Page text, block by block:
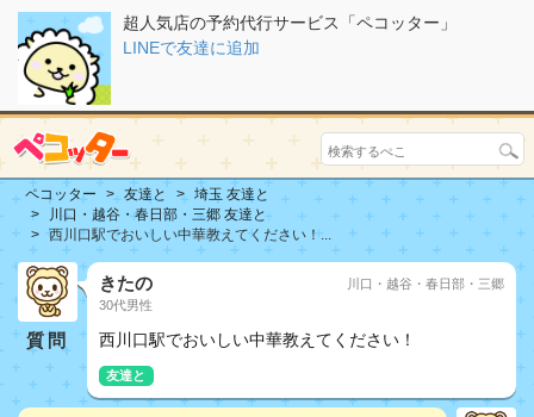
超人気店の予約代行サービス「ペコッター」
LINEで友達に追加
ペコッター 友達と
埼玉 友達と
川口・越谷・春日部・三郷 友達と
西川口駅でおいしい中華教えてください！...
質問
きたの
30代男性
川口・越谷・春日部・三郷
西川口駅でおいしい中華教えてください！
友達と